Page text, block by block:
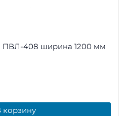
ПВЛ-408 ширина 1200 мм
корзину